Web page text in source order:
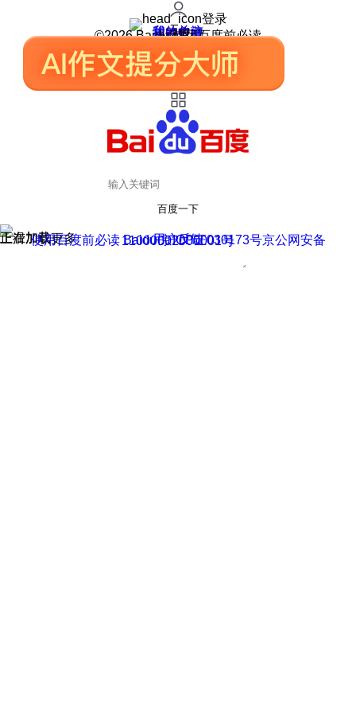
登录
我的关注
我的收藏
皮肤中心
用户反馈
设置
©2026 Baidu 使用百度前必读
百度一下
正在加载
上滑加载更多 用户反馈
使用百度前必读 Baidu 京ICP证030173号
京公网安备11000002000001号